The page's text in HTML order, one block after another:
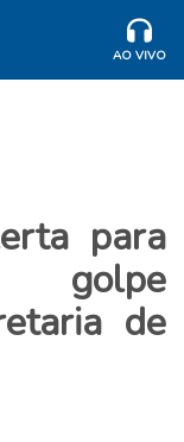
AO VIVO
para
de